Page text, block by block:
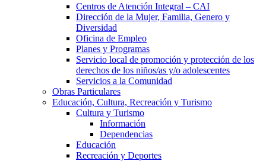
Centros de Atención Integral – CAI
Dirección de la Mujer, Familia, Genero y
Diversidad
Oficina de Empleo
Planes y Programas
Servicio local de promoción y protección de los
derechos de los niños/as y/o adolescentes
Servicios a la Comunidad
Obras Particulares
Educación, Cultura, Recreación y Turismo
Cultura y Turismo
Información
Dependencias
Educación
Recreación y Deportes